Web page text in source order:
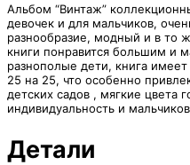
Альбом “Винтаж”
девочек и для мальчиков,
разнообразие, модный и в то
книги понравится большим и
разнополые дети, книга
25 на 25, что особенно
детских садов , мягкие цвета
индивидуальность и
Детали